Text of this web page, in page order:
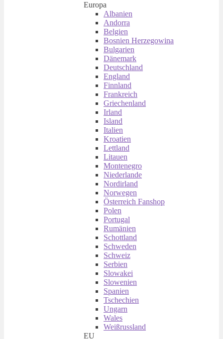
Europa
Albanien
Andorra
Belgien
Bosnien Herzegowina
Bulgarien
Dänemark
Deutschland
England
Finnland
Frankreich
Griechenland
Irland
Island
Italien
Kroatien
Lettland
Litauen
Montenegro
Niederlande
Nordirland
Norwegen
Österreich Fanshop
Polen
Portugal
Rumänien
Schottland
Schweden
Schweiz
Serbien
Slowakei
Slowenien
Spanien
Tschechien
Ungarn
Wales
Weißrussland
EU